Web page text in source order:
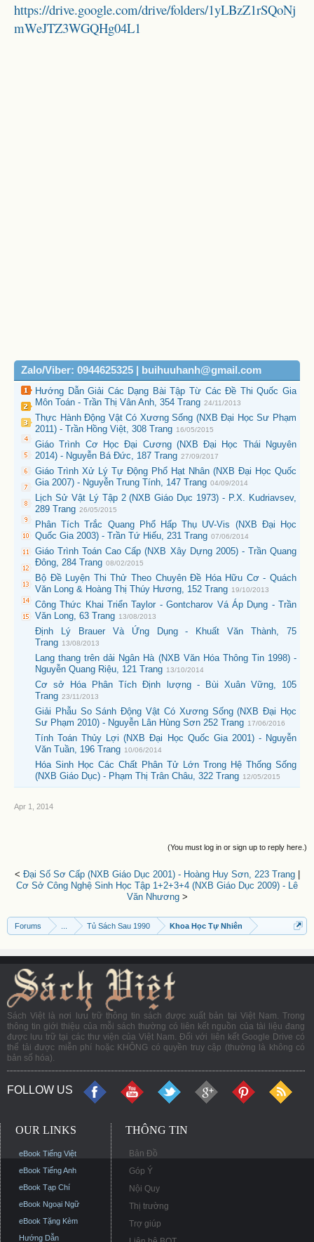
https://drive.google.com/drive/folders/1yLBzZ1rSQoNj
mWeJTZ3WGQHg04L1
Zalo/Viber: 0944625325 | buihuuhanh@gmail.com
Hướng Dẫn Giải Các Dạng Bài Tập Từ Các Đề Thi Quốc Gia
Môn Toán - Trần Thị Vân Anh, 354 Trang 24/11/2013
Thực Hành Động Vật Có Xương Sống (NXB Đại Học Sư Phạm
2011) - Trần Hồng Việt, 308 Trang 16/05/2015
Giáo Trình Cơ Học Đại Cương (NXB Đại Học Thái Nguyên
2014) - Nguyễn Bá Đức, 187 Trang 27/09/2017
Giáo Trình Xử Lý Tự Động Phổ Hạt Nhân (NXB Đại Học Quốc
Gia 2007) - Nguyễn Trung Tính, 147 Trang 04/09/2014
Lịch Sử Vật Lý Tập 2 (NXB Giáo Dục 1973) - P.X. Kudriavsev,
289 Trang 26/05/2015
Phân Tích Trắc Quang Phổ Hấp Thụ UV-Vis (NXB Đại Học
Quốc Gia 2003) - Trần Tứ Hiếu, 231 Trang 07/06/2014
Giáo Trình Toán Cao Cấp (NXB Xây Dựng 2005) - Trần Quang
Đông, 284 Trang 08/02/2015
Bộ Đề Luyện Thi Thử Theo Chuyên Đề Hóa Hữu Cơ - Quách
Văn Long & Hoàng Thị Thúy Hương, 152 Trang 19/10/2013
Công Thức Khai Triển Taylor - Gontcharov Vá Áp Dụng - Trần
Văn Long, 63 Trang 13/08/2013
Định Lý Brauer Và Ứng Dụng - Khuất Văn Thành, 75
Trang 13/08/2013
Lang thang trên dải Ngân Hà (NXB Văn Hóa Thông Tin 1998) -
Nguyễn Quang Riệu, 121 Trang 13/10/2014
Cơ sở Hóa Phân Tích Định lượng - Bùi Xuân Vững, 105
Trang 23/11/2013
Giải Phẫu So Sánh Động Vật Có Xương Sống (NXB Đại Học
Sư Phạm 2010) - Nguyễn Lân Hùng Sơn 252 Trang 17/06/2016
Tính Toán Thủy Lợi (NXB Đại Học Quốc Gia 2001) - Nguyễn
Văn Tuần, 196 Trang 10/06/2014
Hóa Sinh Học Các Chất Phân Tử Lớn Trong Hệ Thống Sống
(NXB Giáo Dục) - Phạm Thị Trân Châu, 322 Trang 12/05/2015
Apr 1, 2014
(You must log in or sign up to reply here.)
< Đại Số Sơ Cấp (NXB Giáo Dục 2001) - Hoàng Huy Sơn, 223 Trang|
Cơ Sở Công Nghệ Sinh Học Tập 1+2+3+4 (NXB Giáo Dục 2009) - Lê
Văn Nhương>
Forums Tủ Sách Sau 1990 Khoa Học Tự Nhiên
Sách Việt là nơi lưu trữ thông tin sách được xuất bản tại Việt Nam. Trong
thông tin giới thiệu của mỗi sách thường có liên kết nguồn của tài liệu đang
được lưu trữ tại các thư viện của Việt Nam. Đối với liên kết Google Drive có
thể tải được miễn phí hoặc KHÔNG có quyền truy cập (thường là không có
bản số hóa).
FOLLOW US
OUR LINKS
eBook Tiếng Việt
eBook Tiếng Anh
eBook Tạp Chí
eBook Ngoại Ngữ
eBook Tặng Kèm
Hướng Dẫn
THÔNG TIN
Bản Đồ
Góp Ý
Nội Quy
Thị trường
Trợ giúp